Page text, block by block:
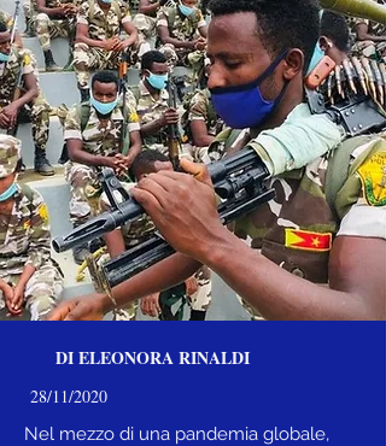
DI ELEONORA RINALDI
28/11/2020
Nel mezzo di una pandemia globale,